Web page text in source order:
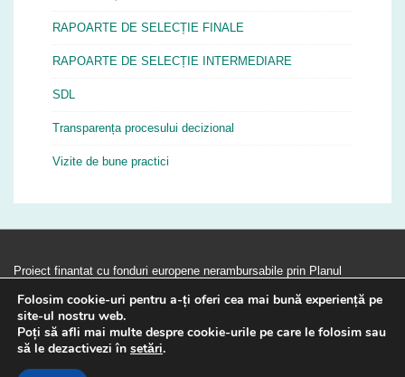
RAPOARTE DE SELECȚIE FINALE
RAPOARTE DE SELECȚIE INTERMEDIARE
SDL
Transparența procesului decizional
Vizite de bune practici
Proiect finantat cu fonduri europene nerambursabile prin Planul
Strategic 2023 – 2027 (PS 2023 - 2027). PS 2027 este implementat de
Agentia pentru Finantarea Investitiilor Rurale, din subordinea
Ministerului Agriculturii si Dezvoltarii Rurale. PS 2027 este finantat de
Uniunea Europeana si Guvernul Romaniei prin Fondul European Agricol
pentru Dezvoltare Rurala.
Folosim cookie-uri pentru a-ți oferi cea mai bună experiență pe
site-ul nostru web.
Poți să afli mai multe despre cookie-urile pe care le folosim sau
să le dezactivezi în setări.